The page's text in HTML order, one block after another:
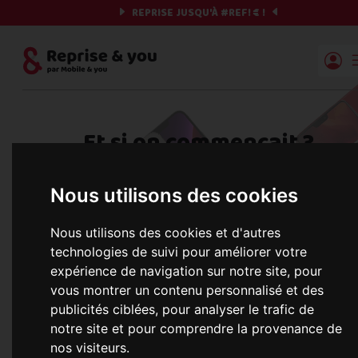
Nous utilisons des cookies
Nous utilisons des cookies et d'autres
technologies de suivi pour améliorer votre
expérience de navigation sur notre site, pour
vous montrer un contenu personnalisé et des
publicités ciblées, pour analyser le trafic de
notre site et pour comprendre la provenance de
nos visiteurs.
REPRISE JUSQU'À #REF!€ !
Reprise | Mobile & you
Et si on commençait ?
c'est parti !
Nous récupérons les meilleures
Une erreur est survenue :